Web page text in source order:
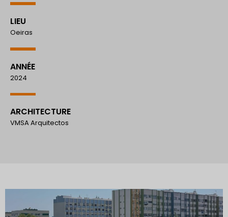
LIEU
Oeiras
ANNÉE
2024
ARCHITECTURE
VMSA Arquitectos